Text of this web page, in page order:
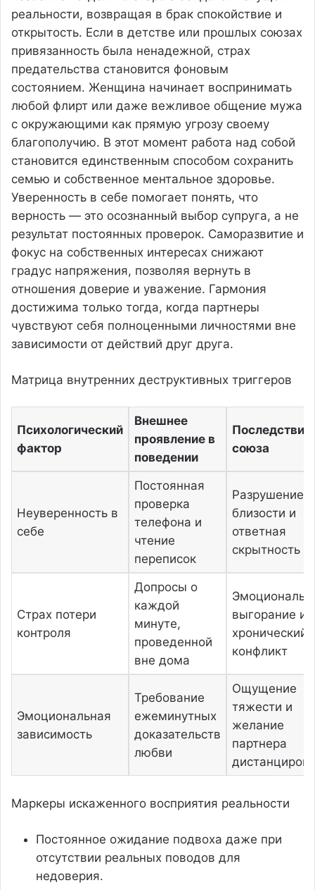
реальности, возвращая в брак спокойствие и
открытость. Если в детстве или прошлых союзах
привязанность была ненадежной, страх
предательства становится фоновым
состоянием. Женщина начинает воспринимать
любой флирт или даже вежливое общение мужа
с окружающими как прямую угрозу своему
благополучию. В этот момент работа над собой
становится единственным способом сохранить
семью и собственное ментальное здоровье.
Уверенность в себе помогает понять, что
верность — это осознанный выбор супруга, а не
результат постоянных проверок. Саморазвитие и
фокус на собственных интересах снижают
градус напряжения, позволяя вернуть в
отношения доверие и уважение. Гармония
достижима только тогда, когда партнеры
чувствуют себя полноценными личностями вне
зависимости от действий друг друга.
Матрица внутренних деструктивных триггеров
Психологический
фактор
Внешнее
проявление в
поведении
Последствие
союза
Неуверенность в
себе
Постоянная
проверка
телефона и
чтение
переписок
Разрушение
близости и
ответная
скрытность
Страх потери
контроля
Допросы о
каждой
минуте,
проведенной
вне дома
выгорание и
хронический
конфликт
Эмоциональная
зависимость
Требование
ежеминутных
доказательств
любви
Ощущение
тяжести и
желание
партнера
Маркеры искаженного восприятия реальности
Постоянное ожидание подвоха даже при
отсутствии реальных поводов для
недоверия.